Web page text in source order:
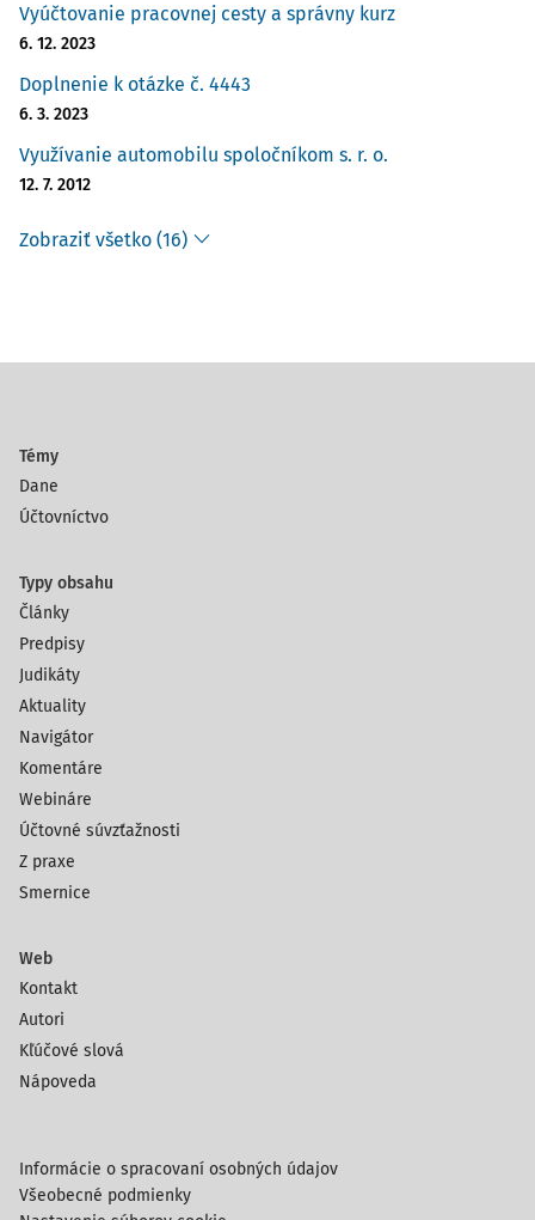
Vyúčtovanie pracovnej cesty a správny kurz
6. 12. 2023
Doplnenie k otázke č. 4443
6. 3. 2023
Využívanie automobilu spoločníkom s. r. o.
12. 7. 2012
Zobraziť všetko (16)
Témy
Dane
Účtovníctvo
Typy obsahu
Články
Predpisy
Judikáty
Aktuality
Navigátor
Komentáre
Webináre
Účtovné súvzťažnosti
Z praxe
Smernice
Web
Kontakt
Autori
Kľúčové slová
Nápoveda
Informácie o spracovaní osobných údajov
Všeobecné podmienky